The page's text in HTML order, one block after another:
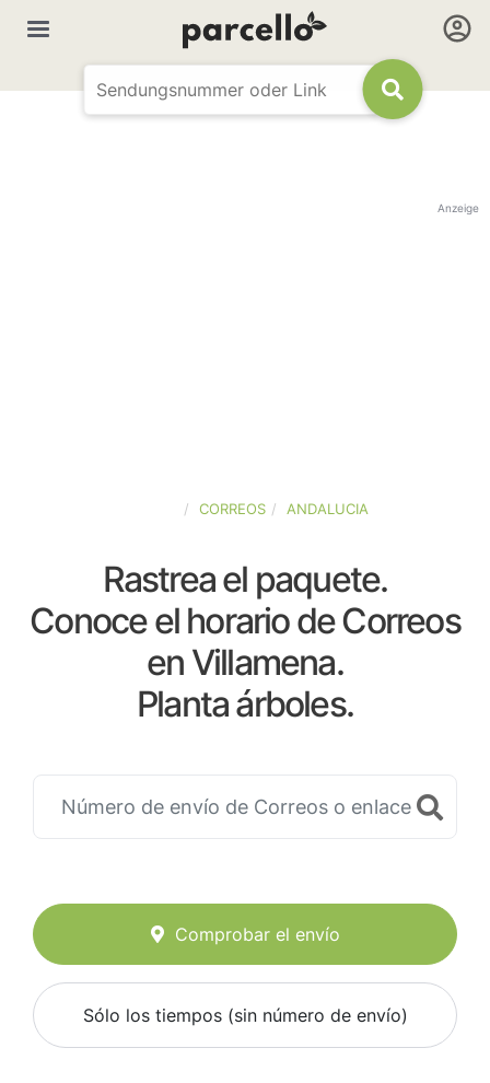
Anzeige
CORREOS ANDALUCIA
Rastrea el paquete.
Conoce el horario de Correos
en Villamena.
Planta árboles.
Comprobar el envío
Sólo los tiempos (sin número de envío)